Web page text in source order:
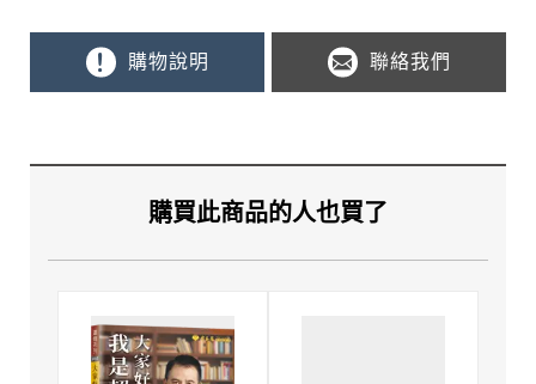
購物說明 聯絡我們
購買此商品的人也買了